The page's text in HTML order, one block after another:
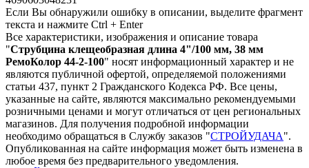
Если Вы обнаружили ошибку в описании, выделите фрагмент
текста и нажмите Ctrl + Enter
Все характеристики, изображения и описание товара
"Струбцина клещеобразная длина 4"/100 мм, 38 мм
РемоКолор 44-2-100" носят информационный характер и не
являются публичной офертой, определяемой положениями
статьи 437, пункт 2 Гражданского Кодекса РФ. Все цены,
указанные на сайте, являются максимально рекомендуемыми
розничными ценами и могут отличаться от цен региональных
магазинов. Для получения подробной информации
необходимо обращаться в Службу заказов "СТРОЙУДАЧА".
Опубликованная на сайте информация может быть изменена в
любое время без предварительного уведомления.